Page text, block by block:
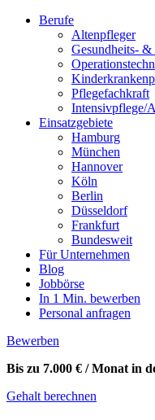
Berufe
Altenpfleger
Gesundheits-
Pflegefachkraft
Intensivpflege/
Einsatzgebiete
Hamburg
München
Hannover
Köln
Berlin
Düsseldorf
Frankfurt
Bundesweit
Für Unternehmen
Blog
Jobbörse
In 1 Min. bewerben
Personal anfragen
Bewerben
Bis zu 7.000 € / Monat in
Gehalt berechnen